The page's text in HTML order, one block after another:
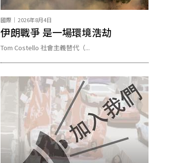
國際 2026年8月4日
伊朗戰爭 是一場環境浩劫
Tom Costello 社會主義替代（...